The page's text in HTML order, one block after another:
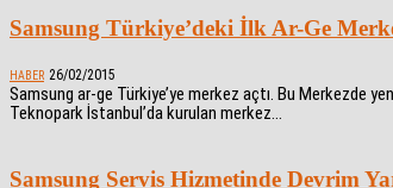
Samsung Türkiye’deki İlk Ar-Ge
HABER 26/02/2015
Samsung ar-ge Türkiye’ye merkez açtı. Bu Merkezde
Teknopark İstanbul’da kurulan merkez...
Samsung Servis Hizmetinde Devrim